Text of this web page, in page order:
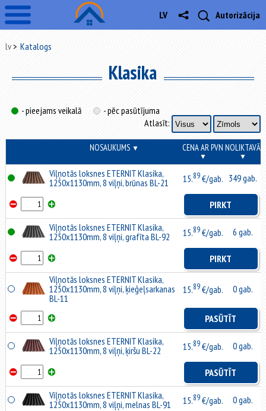
Autorizācija
LV
lv Katalogs
Klasika
- pieejams veikalā
- pēc pasūtījuma
Atlasīt:
NOSAUKUMS ▼ CENA AR PVN
▼
NOLIKTAVĀ
▼
Viļņotās loksnes ETERNIT Klasika,
1250x1130mm, 8 viļņi, brūnas BL-21
15.89€/gab. 349 gab.
PIRKT
Viļņotās loksnes ETERNIT Klasika,
1250x1130mm, 8 viļņi, grafīta BL-92
15.89€/gab. 6 gab.
PIRKT
Viļņotās loksnes ETERNIT Klasika,
1250x1130mm, 8 viļņi, ķieģeļsarkanas
BL-11
15.89€/gab. 0 gab.
PASŪTĪT
Viļņotās loksnes ETERNIT Klasika,
1250x1130mm, 8 viļņi, ķiršu BL-22
15.89€/gab. 0 gab.
PASŪTĪT
Viļņotās loksnes ETERNIT Klasika,
1250x1130mm, 8 viļņi, melnas BL-91
15.89€/gab. 0 gab.